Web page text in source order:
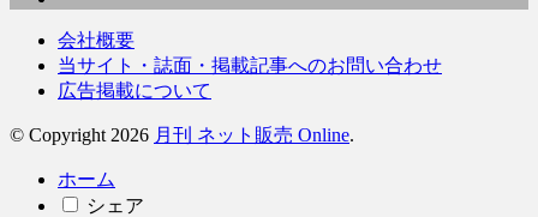
会社概要
当サイト・誌面・掲載記事へのお問い合わせ
広告掲載について
© Copyright 2026 月刊 ネット販売 Online.
ホーム
シェア